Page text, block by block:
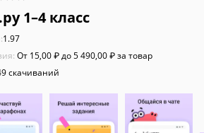
1–4 класс
1.97
От 15,00 ₽ до 5 490,00 ₽ за товар
скачиваний